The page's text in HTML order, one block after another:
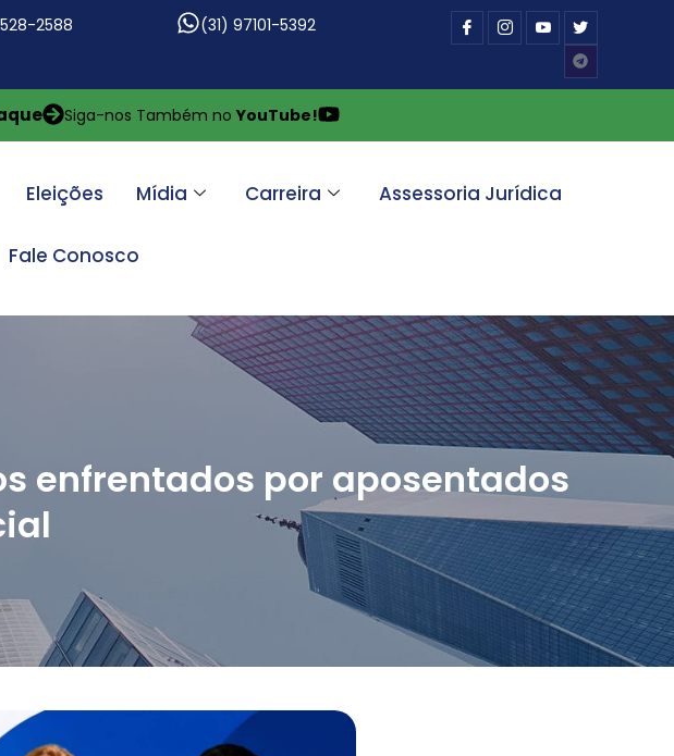
2588 (31) 97101-5392
Siga-nos Também noYouTube!
Eleições Mídia Carreira Assessoria Jurídica
Fale Conosco
enfrentados por aposentados